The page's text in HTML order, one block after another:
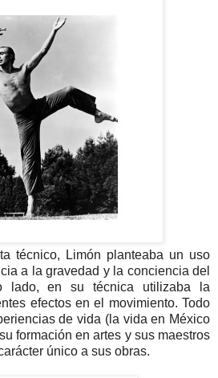
técnico, Limón planteaba un uso
a la gravedad y la conciencia del
lado, en su técnica utilizaba la
efectos en el movimiento. Todo
de vida (la vida en México
formación en artes y sus maestros
único a sus obras.